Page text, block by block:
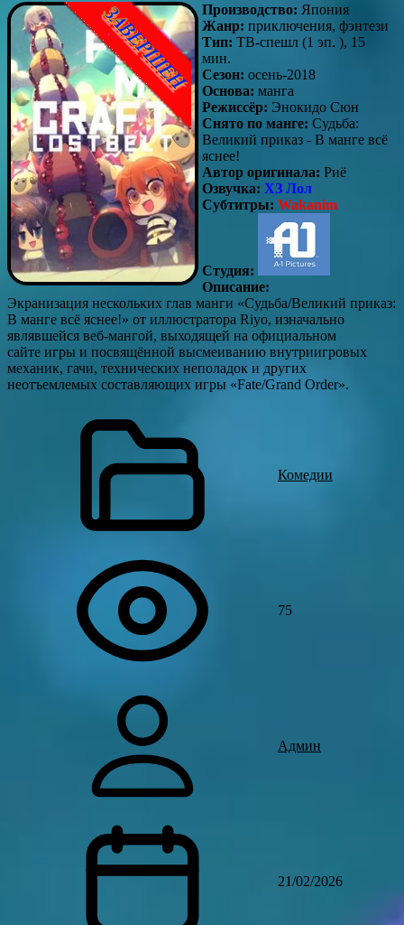
Производство: Япония
Жанр: приключения, фэнтези
Тип: ТВ-спешл (1 эп. ), 15
мин.
Сезон: осень-2018
Основа: манга
Режиссёр: Энокидо Сюн
Снято по манге: Судьба:
Великий приказ - В манге всё
яснее!
Автор оригинала: Риё
Озвучка: ХЗ Лол
Субтитры: Wakanim
Студия:
Описание:
Экранизация нескольких глав манги «Судьба/Великий приказ:
В манге всё яснее!» от иллюстратора Riyo, изначально
являвшейся веб-мангой, выходящей на официальном
сайте игры и посвящённой высмеиванию внутриигровых
механик, гачи, технических неполадок и других
неотъемлемых составляющих игры «Fate/Grand Order».
Комедии
75
Админ
21/02/2026